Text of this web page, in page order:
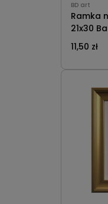
BD art
Ramka
21x30 Basic
wisząca
plexiglas
11,50 zł